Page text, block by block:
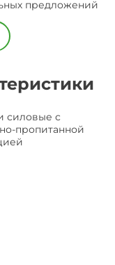
предложений
силовые с
пропитанной